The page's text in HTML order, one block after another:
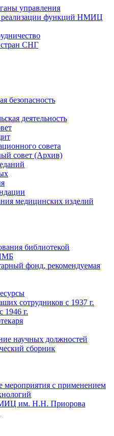
управления
реализации функций НМИЦ
стран СНГ
безопасность
деятельность
совета
совет (Архив)
медицинских изделий
библиотекой
фонд, рекомендуемая
сотрудников с 1937 г.
1946 г.
научных должностей
сборник
мероприятия с применением
им. Н.Н. Приорова